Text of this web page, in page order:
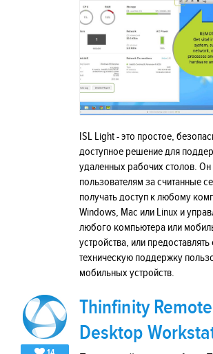
ISL Light - это простое,
доступное решение для
удаленных рабочих столов. Он
пользователям за считанные
получать доступ к любому
Windows, Mac или Linux и
любого компьютера или
устройства, или
техническую поддержку
мобильных устройств.
Thinfinity Remote
Desktop